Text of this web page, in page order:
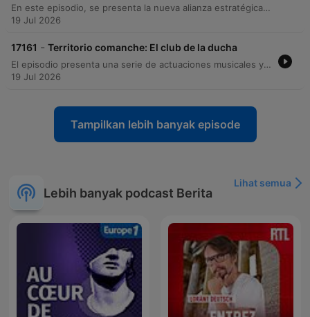
En este episodio, se presenta la nueva alianza estratégica entre el Grupo A3 Media y la Asociación Española contra el Cáncer denominada 'Contra el Cáncer con Todos'. El objetivo principal de esta colaboración es actuar como un altavoz informativo en España para divulgar contenidos veraces sobre prevención, investigación oncológica y apoyo a los pacientes. La conversación aborda la importancia de desestigmatizar la enfermedad, combatir las noticias falsas (fake news) y dar a conocer los servicios gratuitos que ofrece la asociación, incluyendo el teléfono de atención 24 horas. Asimismo, se discuten los retos actuales de la investigación oncológica, con un enfoque en mejorar las tasas de supervivencia en tipos de cáncer más complejos y la importancia de la prevención.
19 Jul 2026
17161 - Territorio comanche: El club de la ducha
El episodio presenta una serie de actuaciones musicales y sketches cómicos dentro de la tradición del 'Club de la Ducha', acompañados de reflexiones críticas sobre el espectáculo en los intermedios deportivos y la actualidad futbolística. Asimismo, se analiza la conexión simbólica entre Messi y Lamine Yamal a través de una fotografía viral, para finalizar con recomendaciones de cine veraniego, pronósticos deportivos y una despedida estival.
19 Jul 2026
Tampilkan lebih banyak episode
Lebih banyak podcast Berita
Lihat semua